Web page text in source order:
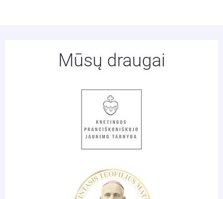
Mūsų draugai